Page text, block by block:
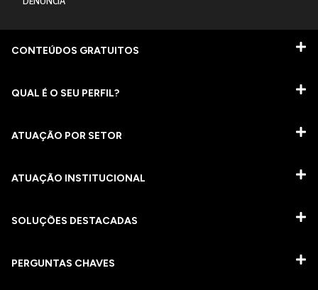
CONTEÚDOS GRATUITOS
QUAL É O SEU PERFIL?
ATUAÇÃO POR SETOR
ATUAÇÃO INSTITUCIONAL
SOLUÇÕES DESTACADAS
PERGUNTAS CHAVES​